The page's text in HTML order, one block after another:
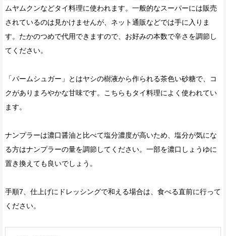
ムヤムクンなどタイ料理に使われます。一般的なスーパーには販売
されているのは見かけませんが、ネット通販などでは手に入りま
す。たかのつめで代用できますので、お好みの本数で辛さを調節し
てください。
「パームシュガー」とはヤシの樹液から作られる茶色い砂糖で、コ
クがありまろやかな甘味です。こちらもタイ料理によく使われてい
ます。
ナンプラーは濃口醤油と比べて塩分濃度が高いため、塩分が気にな
る方はナンプラーの量を調節してください。一部を濃口しょうゆに
置き換えても良いでしょう。
手順7、仕上げにドレッシングで和える場合は、食べる直前に行って
ください。